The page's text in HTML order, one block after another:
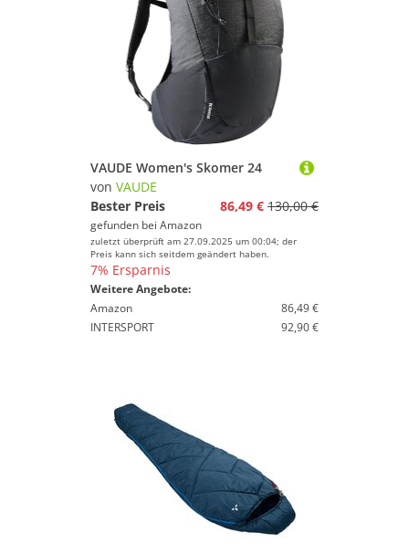
VAUDE Women's Skomer 24
von VAUDE
Bester Preis
86,49 € 130,00 €
gefunden bei Amazon
zuletzt überprüft am 27.09.2025 um 00:04; der
Preis kann sich seitdem geändert haben.
7% Ersparnis
Weitere Angebote:
Amazon
86,49 €
INTERSPORT
92,90 €